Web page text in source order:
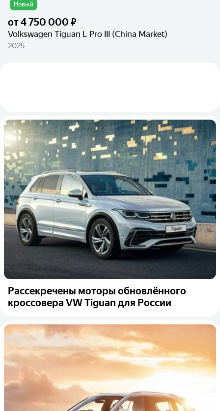
Новый
от4 750 000 ₽
Volkswagen Tiguan L Pro III (China Market)
2025
Рассекречены моторы обновлённого
кроссовера VW Tiguan для России